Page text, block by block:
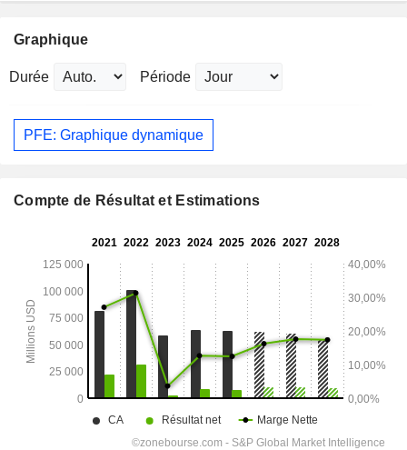
Graphique
Durée Période
PFE: Graphique dynamique
Compte de Résultat et Estimations